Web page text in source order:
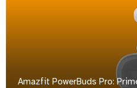
Amazfit PowerBuds Pro: